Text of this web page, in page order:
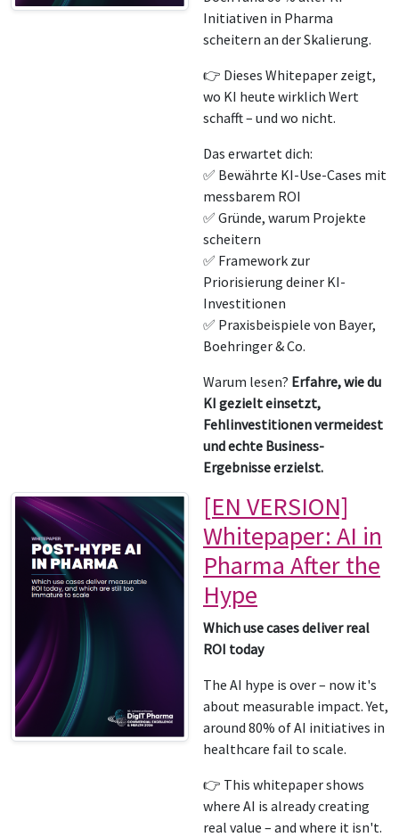
Initiativen in Pharma
scheitern an der Skalierung.
👉 Dieses Whitepaper zeigt,
wo KI heute wirklich Wert
schafft – und wo nicht.
Das erwartet dich:
✅ Bewährte KI-Use-Cases mit
messbarem ROI
✅ Gründe, warum Projekte
scheitern
✅ Framework zur
Priorisierung deiner KI-
Investitionen
✅ Praxisbeispiele von Bayer,
Boehringer & Co.
Warum lesen? Erfahre, wie du
KI gezielt einsetzt,
Fehlinvestitionen vermeidest
und echte Business-
Ergebnisse erzielst.
[EN VERSION]
Whitepaper: AI in
Pharma After the
Hype
Which use cases deliver real
ROI today
The AI hype is over – now it's
about measurable impact. Yet,
around 80% of AI initiatives in
healthcare fail to scale.
👉 This whitepaper shows
where AI is already creating
real value – and where it isn't.